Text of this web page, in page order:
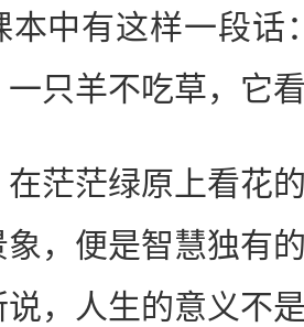
有这样一段话
只羊不吃草，它
茫绿原上看花的
象，便是智慧独有
，人生的意义不